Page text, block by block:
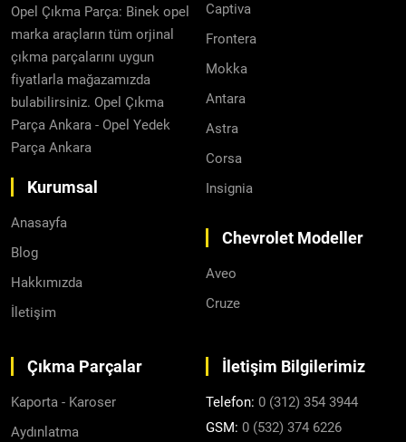
Opel Çıkma Parça: Binek opel
marka araçların tüm orjinal
çıkma parçalarını uygun
fiyatlarla mağazamızda
bulabilirsiniz. Opel Çıkma
Parça Ankara - Opel Yedek
Parça Ankara
Kurumsal
Anasayfa
Blog
Hakkımızda
İletişim
Captiva
Frontera
Mokka
Antara
Astra
Corsa
Insignia
Chevrolet Modeller
Aveo
Cruze
Çıkma Parçalar
Kaporta - Karoser
Aydınlatma
İletişim Bilgilerimiz
Telefon: 0 (312) 354 3944
GSM: 0 (532) 374 6226